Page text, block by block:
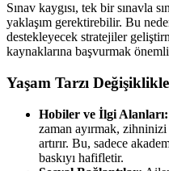
Sınav kaygısı, tek bir sınavla
yaklaşım gerektirebilir. Bu
destekleyecek stratejiler
kaynaklarına başvurmak
Yaşam Tarzı
Hobiler ve İlgi Alanları:
zaman ayırmak,
artırır. Bu, sadece
baskıyı hafifletir.